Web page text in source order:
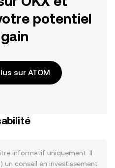
potentiel
sur ATOM
informatif uniquement. Il
un conseil en investissement